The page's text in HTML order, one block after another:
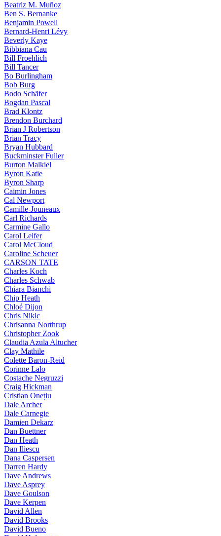
Beatriz M. Muñoz
Ben S. Bernanke
Benjamin Powell
Bernard-Henri Lévy
Beverly Kaye
Bibbiana Cau
Bill Froehlich
Bill Tancer
Bo Burlingham
Bob Burg
Bodo Schäfer
Bogdan Pascal
Brad Klontz
Brendon Burchard
Brian J Robertson
Brian Tracy
Bryan Hubbard
Buckminster Fuller
Burton Malkiel
Byron Katie
Byron Sharp
Caimin Jones
Cal Newport
Camille-Jouneaux
Carl Richards
Carmine Gallo
Carol Leifer
Carol McCloud
Caroline Scheuer
CARSON TATE
Charles Koch
Charles Schwab
Chiara Bianchi
Chip Heath
Chloé Dijon
Chris Nikic
Chrisanna Northrup
Christopher Zook
Claudia Azula Altucher
Clay Mathile
Colette Baron-Reid
Corinne Lalo
Costache Negruzzi
Craig Hickman
Cristian Onețiu
Dale Archer
Dale Carnegie
Damien Dekarz
Dan Buettner
Dan Heath
Dan Iliescu
Dana Caspersen
Darren Hardy
Dave Andrews
Dave Asprey
Dave Goulson
Dave Kerpen
David Allen
David Brooks
David Bueno